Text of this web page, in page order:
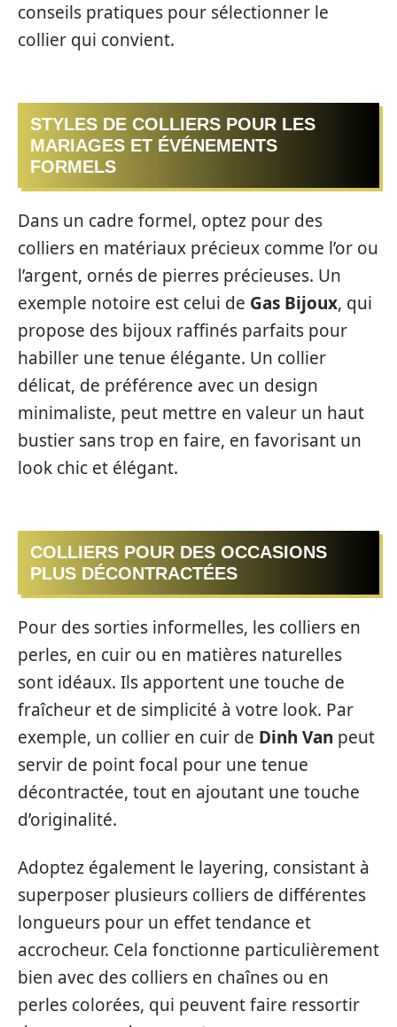
conseils pratiques pour sélectionner le
collier qui convient.
STYLES DE COLLIERS POUR LES
MARIAGES ET ÉVÉNEMENTS
FORMELS
Dans un cadre formel, optez pour des
colliers en matériaux précieux comme l’or ou
l’argent, ornés de pierres précieuses. Un
exemple notoire est celui de Gas Bijoux, qui
propose des bijoux raffinés parfaits pour
habiller une tenue élégante. Un collier
délicat, de préférence avec un design
minimaliste, peut mettre en valeur un haut
bustier sans trop en faire, en favorisant un
look chic et élégant.
COLLIERS POUR DES OCCASIONS
PLUS DÉCONTRACTÉES
Pour des sorties informelles, les colliers en
perles, en cuir ou en matières naturelles
sont idéaux. Ils apportent une touche de
fraîcheur et de simplicité à votre look. Par
exemple, un collier en cuir de Dinh Van peut
servir de point focal pour une tenue
décontractée, tout en ajoutant une touche
d’originalité.
Adoptez également le layering, consistant à
superposer plusieurs colliers de différentes
longueurs pour un effet tendance et
accrocheur. Cela fonctionne particulièrement
bien avec des colliers en chaînes ou en
perles colorées, qui peuvent faire ressortir